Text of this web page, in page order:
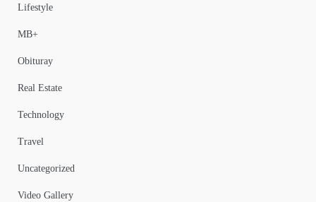
Lifestyle
MB+
Obituray
Real Estate
Technology
Travel
Uncategorized
Video Gallery